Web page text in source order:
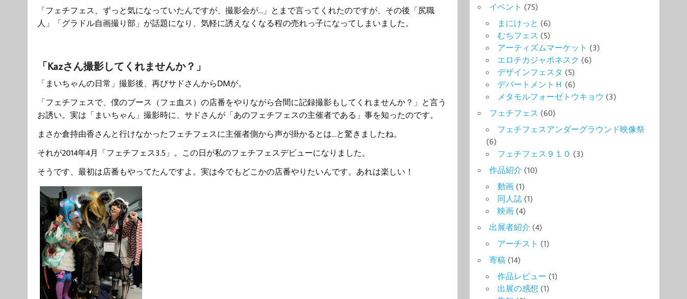
「フェチフェス、ずっと気になっていたんですが、撮影会が…」とまで言ってくれたのですが、その後「尻職
人」「グラドル自画撮り部」が話題になり、気軽に誘えなくなる程の売れっ子になってしまいました。
「Kazさん撮影してくれませんか？」
「まいちゃんの日常」撮影後、再びサドさんからDMが。
「フェチフェスで、僕のブース（フェ血ス）の店番をやりながら合間に記録撮影もしてくれませんか？」と言う
お誘い。実は「まいちゃん」撮影時に、サドさんが「あのフェチフェスの主催者である」事を知ったのです。
まさか倉持由香さんと行けなかったフェチフェスに主催者側から声が掛かるとは…と驚きましたね。
それが2014年4月「フェチフェス3.5」。この日が私のフェチフェスデビューになりました。
そうです、最初は店番もやってたんですよ。実は今でもどこかの店番やりたいんです。あれは楽しい！
イベント (75)
まにけっと (6)
むちフェス (5)
アーティズムマーケット (3)
エロチカジャポネスク (6)
デザインフェスタ (5)
デパートメントＨ (6)
メタモルフォーゼトウキョウ (3)
フェチフェス (60)
フェチフェスアンダーグラウンド映像祭
(6)
フェチフェス９１０ (3)
作品紹介 (10)
動画 (1)
同人誌 (1)
映画 (4)
出展者紹介 (4)
アーチスト (1)
寄稿 (14)
作品レビュー (1)
出展の感想 (1)